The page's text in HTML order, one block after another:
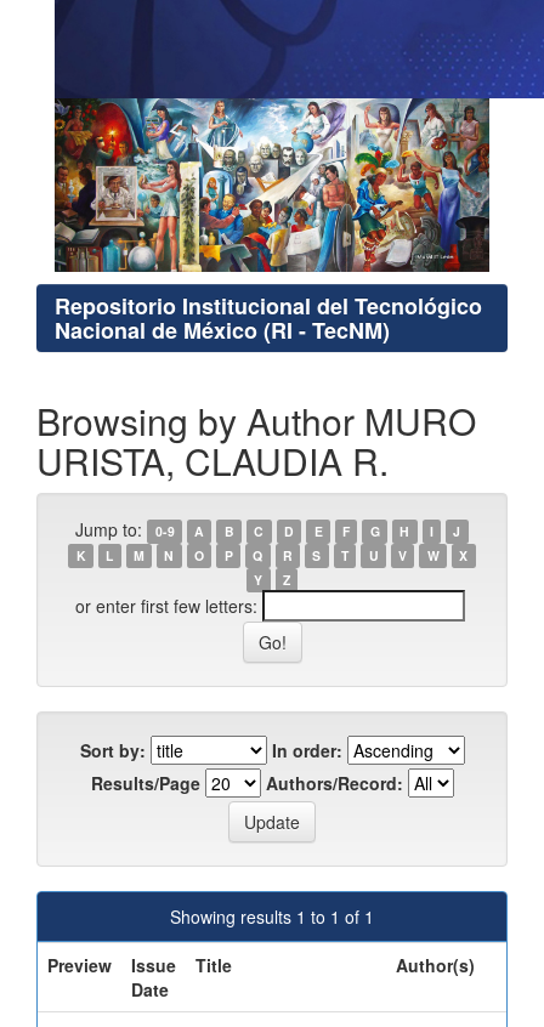
Repositorio Institucional del Tecnológico
Nacional de México (RI - TecNM)
Browsing by Author MURO
URISTA, CLAUDIA R.
Jump to: 0-9 A B C D E F G H I
J
K
L M N O P Q R S T U V W
X
Y
Z
or enter first few letters:
Sort by:
In order:
Results/Page
Authors/Record:
Showing results 1 to 1 of 1
Preview
Issue
Date
Title Author(s)